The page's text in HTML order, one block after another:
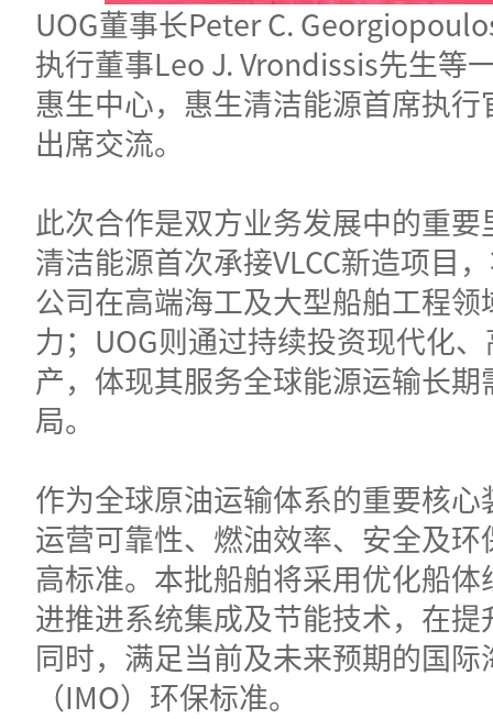
UOG董事长Peter C.
执行董事Leo J. Vrondissis先生等
惠生中心，惠生清洁能源首席执
出席交流。
此次合作是双方业务发展中的重
清洁能源首次承接VLCC新造项目
公司在高端海工及大型船舶工程
力；UOG则通过持续投资现代化
产，体现其服务全球能源运输长
局。
作为全球原油运输体系的重要核心
运营可靠性、燃油效率、安全及
高标准。本批船舶将采用优化船
进推进系统集成及节能技术，在
同时，满足当前及未来预期的国际
（IMO）环保标准。